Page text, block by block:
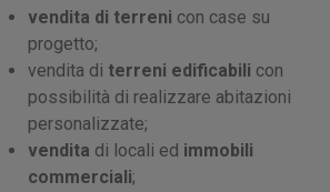
vendita di terreni con case su
progetto;
vendita di terreni edificabili con
possibilità di realizzare abitazioni
personalizzate;
vendita di locali ed immobili
commerciali;